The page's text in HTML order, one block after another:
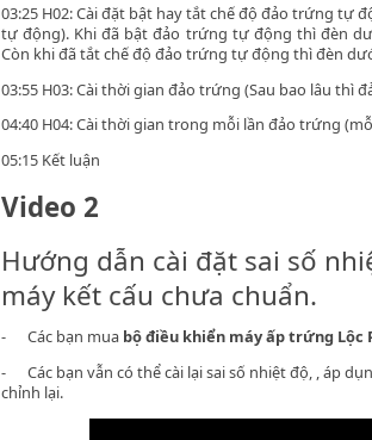
03:25 H02: Cài đặt bật hay tắt chế độ đảo trứng tự
tự động). Khi đã bật đảo trứng tự động thì đèn
Còn khi đã tắt chế độ đảo trứng tự động thì đèn
03:55 H03: Cài thời gian đảo trứng (Sau bao lâu thì
04:40 H04: Cài thời gian trong mỗi lần đảo trứng
05:15 Kết luận
Video 2
Hướng dẫn cài đặt sai số
máy kết cấu chưa chuẩn.
- Các bạn mua bộ điều khiển máy ấp trứng Lộc
-
Các bạn vẫn có thể cài lại sai số nhiệt độ, , áp
chỉnh lại.